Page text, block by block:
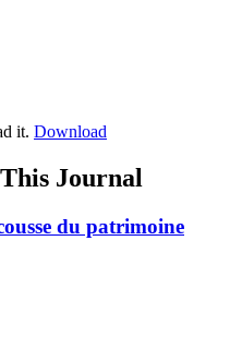
it. Download
Journal
du patrimoine